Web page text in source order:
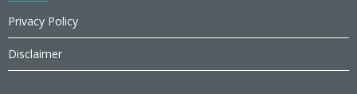
Privacy Policy
Disclaimer